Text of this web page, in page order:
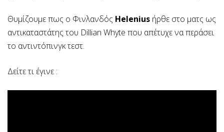
Θυμίζουμε πως ο Φινλανδός Helenius ήρθε στο ματς ως
αντικαταστάτης του Dillian Whyte που απέτυχε να περάσει
το αντιντόπινγκ τεστ.
Δείτε τι έγινε :